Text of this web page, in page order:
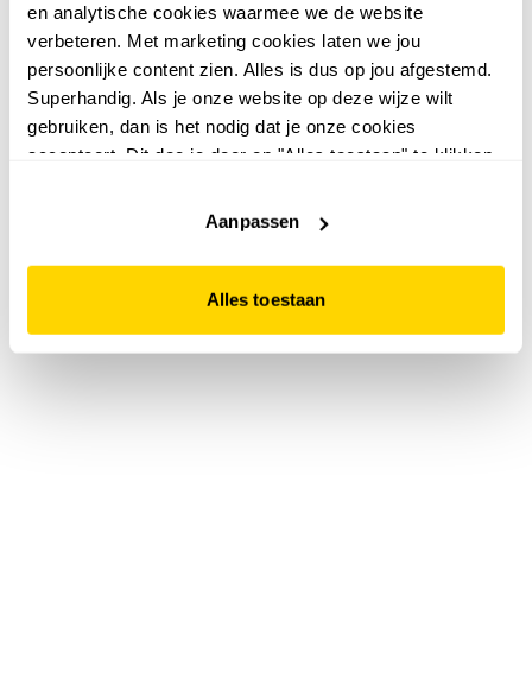
en analytische cookies waarmee we de website
verbeteren. Met marketing cookies laten we jou
persoonlijke content zien. Alles is dus op jou afgestemd.
Superhandig. Als je onze website op deze wijze wilt
gebruiken, dan is het nodig dat je onze cookies
accepteert. Dit doe je door op "Alles toestaan" te klikken.
website niet optimaal functioneert.
Aanpassen
Alles toestaan